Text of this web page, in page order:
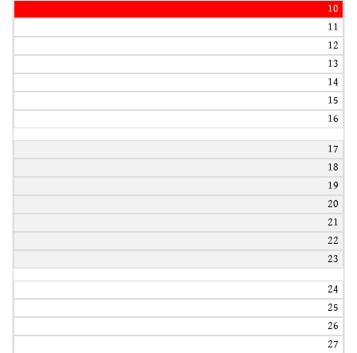
10
11
12
13
14
15
16
17
18
19
20
21
22
23
24
25
26
27